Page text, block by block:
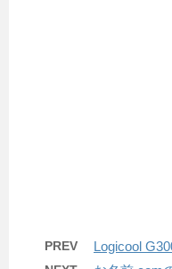
PREV Logicool